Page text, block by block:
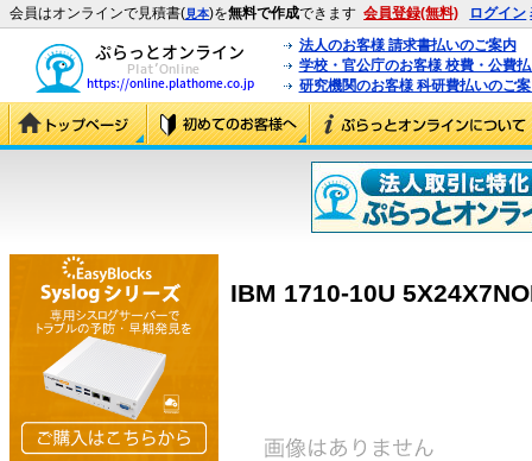
会員はオンラインで見積書(見本)を無料で作成できます 会員登録(無料) ログイン
法人のお客様 請求書払いのご案内
学校・官公庁のお客様 校費・公費
研究機関のお客様 科研費払いのご
IBM 1710-10U